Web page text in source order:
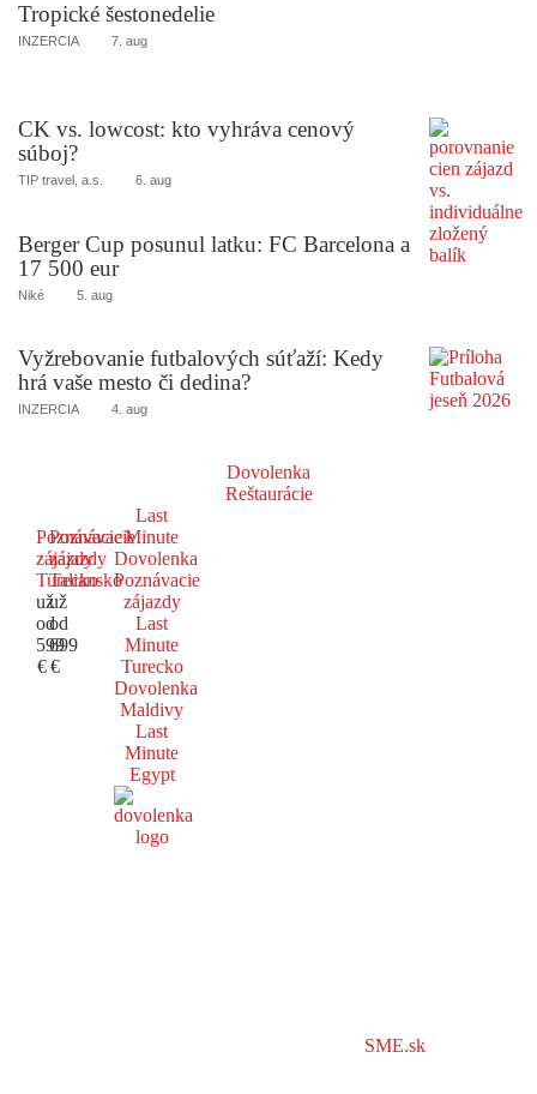
Tropické šestonedelie
INZERCIA 7. aug
CK vs. lowcost: kto vyhráva cenový
súboj?
TIP travel, a.s. 6. aug
Berger Cup posunul latku: FC Barcelona a
17 500 eur
Niké 5. aug
Vyžrebovanie futbalových súťaží: Kedy
hrá vaše mesto či dedina?
INZERCIA 4. aug
Dovolenka
Reštaurácie
Poznávacie
zájazdy
Turecko
už
od
599
€
Poznávacie
zájazdy
Taliansko
už
od
699
€
Last
Minute
Dovolenka
Poznávacie
zájazdy
Last
Minute
Turecko
Dovolenka
Maldivy
Last
Minute
Egypt
SME.sk